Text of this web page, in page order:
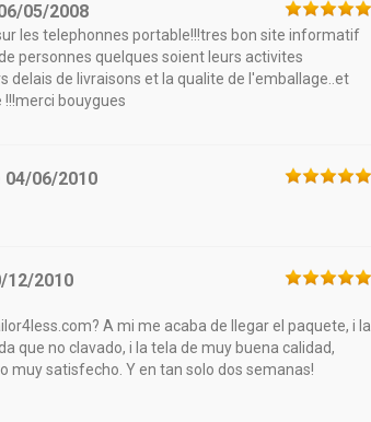
05/2008
les telephonnes portable!!!tres bon site informatif
personnes quelques soient leurs activites
de livraisons et la qualite de l'emballage..et
bouygues
04/06/2010
12/2010
A mi me acaba de llegar el paquete, i la
que no clavado, i la tela de muy buena calidad,
muy satisfecho. Y en tan solo dos semanas!